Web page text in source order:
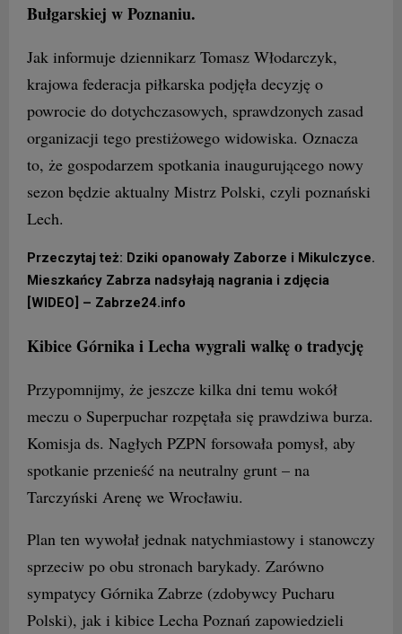
Bułgarskiej w Poznaniu.
Jak informuje dziennikarz Tomasz Włodarczyk,
krajowa federacja piłkarska podjęła decyzję o
powrocie do dotychczasowych, sprawdzonych zasad
organizacji tego prestiżowego widowiska. Oznacza
to, że gospodarzem spotkania inaugurującego nowy
sezon będzie aktualny Mistrz Polski, czyli poznański
Lech.
Przeczytaj też: Dziki opanowały Zaborze i Mikulczyce.
Mieszkańcy Zabrza nadsyłają nagrania i zdjęcia
[WIDEO] – Zabrze24.info
Kibice Górnika i Lecha wygrali walkę o tradycję
Przypomnijmy, że jeszcze kilka dni temu wokół
meczu o Superpuchar rozpętała się prawdziwa burza.
Komisja ds. Nagłych PZPN forsowała pomysł, aby
spotkanie przenieść na neutralny grunt – na
Tarczyński Arenę we Wrocławiu.
Plan ten wywołał jednak natychmiastowy i stanowczy
sprzeciw po obu stronach barykady. Zarówno
sympatycy Górnika Zabrze (zdobywcy Pucharu
Polski), jak i kibice Lecha Poznań zapowiedzieli